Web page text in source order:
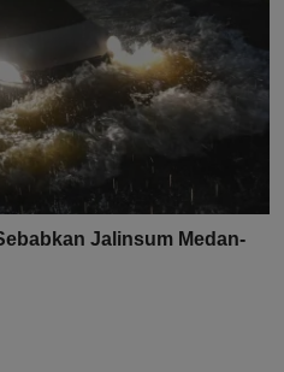
Jalinsum Medan-